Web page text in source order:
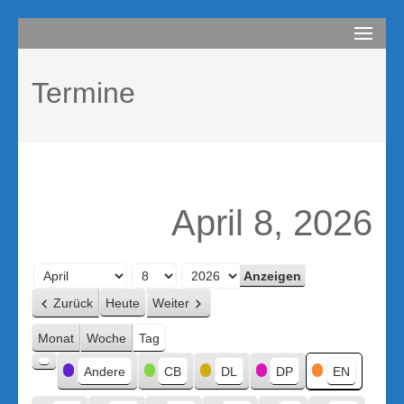
Inhalt
(Enter
drücken)
compurem
Termine
April 8, 2026
Monat
Tag
Jahr
Zurück Heute Weiter
Monat Woche Tag
Kategorien
Kategorie
ohne
Andere CB DL DP EN